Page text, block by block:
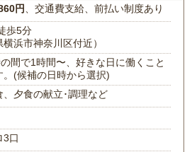
円 、交通費支給、前払い制度あり
歩5分
横浜市神奈川区付近）
間で1時間〜、好きな日に働くこと
。(候補の日時から選択)
、夕食の献立･調理など
3口